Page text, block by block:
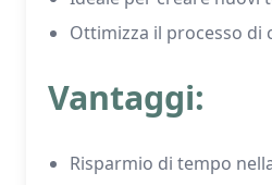
Ottimizza il processo di
Vantaggi:
Risparmio di tempo